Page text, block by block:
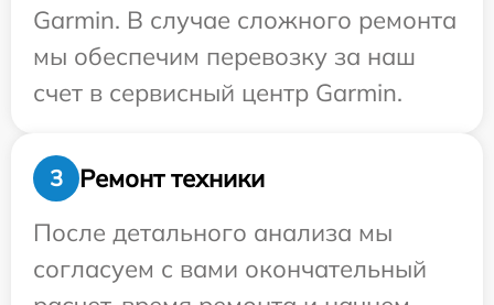
Garmin. В случае сложного ремонта
мы обеспечим перевозку за наш
счет в сервисный центр Garmin.
3
Ремонт техники
После детального анализа мы
согласуем с вами окончательный